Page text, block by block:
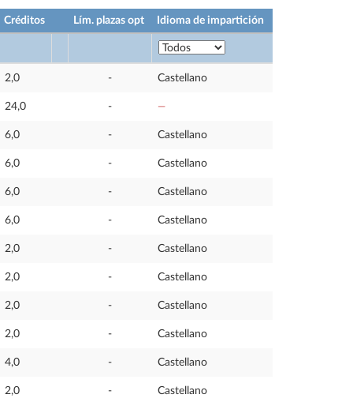
Créditos Lím. plazas opt Idioma de impartición
2,0 - Castellano
24,0 - —
6,0 - Castellano
6,0 - Castellano
6,0 - Castellano
6,0 - Castellano
2,0 - Castellano
2,0 - Castellano
2,0 - Castellano
2,0 - Castellano
4,0 - Castellano
2,0 - Castellano